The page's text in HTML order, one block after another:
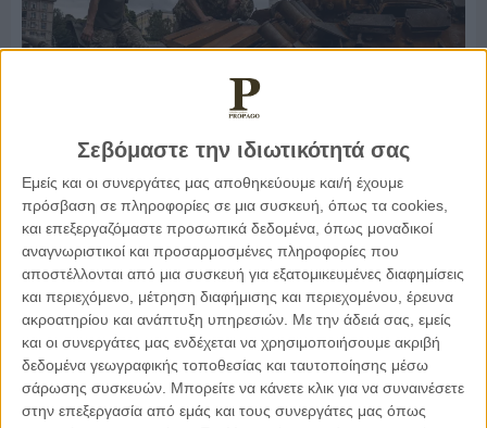
Σεβόμαστε την ιδιωτικότητά σας
Εμείς και οι συνεργάτες μας αποθηκεύουμε και/ή έχουμε
πρόσβαση σε πληροφορίες σε μια συσκευή, όπως τα cookies,
και επεξεργαζόμαστε προσωπικά δεδομένα, όπως μοναδικοί
αναγνωριστικοί και προσαρμοσμένες πληροφορίες που
αποστέλλονται από μια συσκευή για εξατομικευμένες διαφημίσεις
και περιεχόμενο, μέτρηση διαφήμισης και περιεχομένου, έρευνα
ακροατηρίου και ανάπτυξη υπηρεσιών. Με την άδειά σας, εμείς
και οι συνεργάτες μας ενδέχεται να χρησιμοποιήσουμε ακριβή
δεδομένα γεωγραφικής τοποθεσίας και ταυτοποίησης μέσω
σάρωσης συσκευών. Μπορείτε να κάνετε κλικ για να συναινέσετε
στην επεξεργασία από εμάς και τους συνεργάτες μας όπως
24.08.2022, 19:11
ΤΟ ΘΈΜΑ ΤΗΣ ΗΜΈΡΑΣ
Έξι μήνες πολέμου στην Ουκρανία